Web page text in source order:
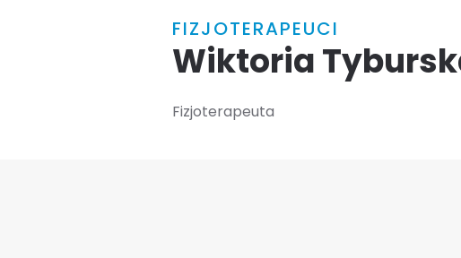
FIZJOTERAPEUCI
Wiktoria
Fizjoterapeuta